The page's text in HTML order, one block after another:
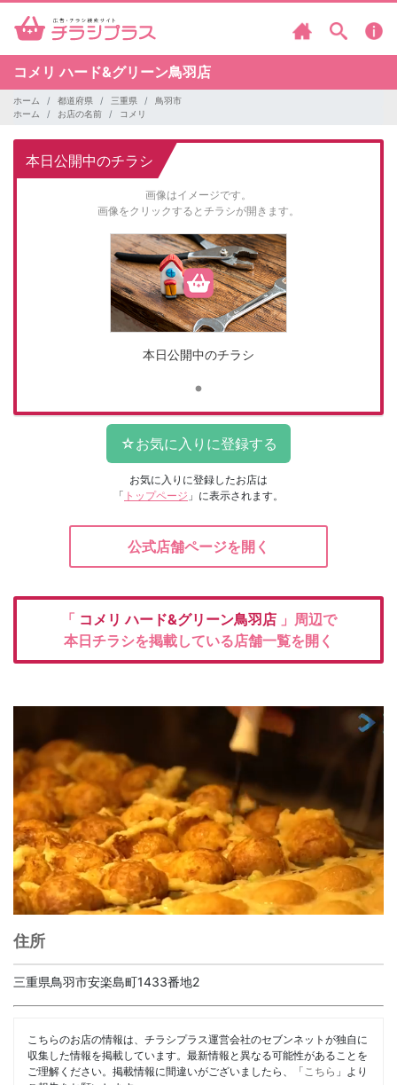
コメリハード&グリーン鳥羽店
ホーム 都道府県 三重県
鳥羽市
ホーム
お店の名前 コメリ
本日公開中のチラシ
画像はイメージです。
画像をクリックするとチラシが開きます。
本日公開中のチラシ
お気に入りに登録したお店は
「 トップページ 」に表示されます。
公式店舗ページを開く
「 コメリハード&グリーン鳥羽店 」周辺で
本日チラシを掲載している店舗一覧を開く
住所
三重県鳥羽市安楽島町1433番地2
こちらのお店の情報は、チラシプラス運営会社のセブンネットが独自に
収集した情報を掲載しています。最新情報と異なる可能性があることを
ご理解ください。掲載情報に間違いがございましたら、「 こちら 」より